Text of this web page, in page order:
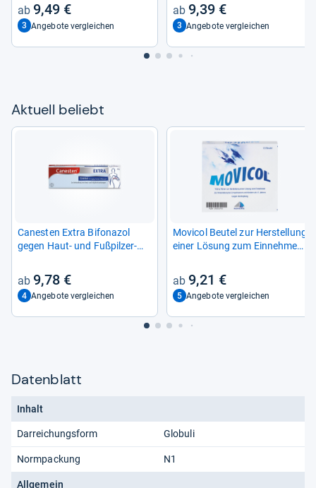
9,49 €
3 Angebote vergleichen
9,39 €
3 Angebote vergleichen
Aktu­ell beliebt
Canes­ten Extra Bifona­zol
gegen Haut-​ und Fuß­pil­zer­
9,78 €
4 Angebote vergleichen
Movi­col Beu­tel zur Her­stel­lung
einer Lösung zum Ein­neh­men
9,21 €
5 Angebote vergleichen
Datenblatt
Inhalt
Darreichungsform Globuli
Normpackung N1
Allgemein